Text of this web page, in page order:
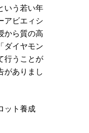
いう若い年
アビエィシ
から質の高
ダイヤモン
行うことが
がありまし
ット養成